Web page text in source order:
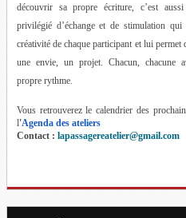
découvrir sa propre écriture, c’est
privilégié d’échange et de stimulation qui
créativité de chaque participant et lui permet
une envie, un projet. Chacun, chacune
propre rythme.
Vous retrouverez le calendrier des
l'Agenda des ateliers
Contact : lapassagereatelier@gmail.com